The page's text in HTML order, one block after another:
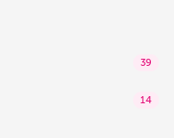
39
14